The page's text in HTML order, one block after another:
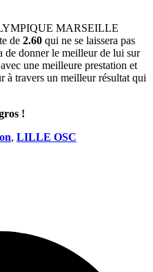
MARSEILLE
de 2.60 qui ne se laissera pas
de donner le meilleur de lui sur
une meilleure prestation et
à travers un meilleur résultat qui
!
, LILLE OSC